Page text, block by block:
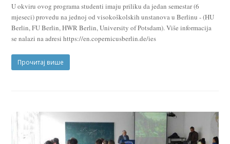
U okviru ovog programa studenti imaju priliku da jedan semestar (6
mjeseci) provedu na jednoj od visokoškolskih unstanova u Berlinu - (HU
Berlin, FU Berlin, HWR Berlin, University of Potsdam). Više informacija
se nalazi na adresi https://en.copernicusberlin.de/ies
Прочитај више